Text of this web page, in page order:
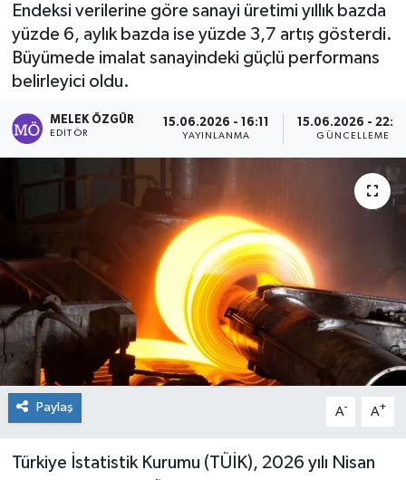
Endeksi verilerine göre sanayi üretimi yıllık bazda
yüzde 6, aylık bazda ise yüzde 3,7 artış gösterdi.
Büyümede imalat sanayindeki güçlü performans
belirleyici oldu.
MELEK ÖZGÜR
EDITÖR
15.06.2026 - 16:11
YAYINLANMA
15.06.2026 -
GÜNCELLEME
Paylaş A- A+
Türkiye İstatistik Kurumu (TÜİK), 2026 yılı Nisan
Politika
Sağlık
Spor
Tarih - Kültür - Sanat - Turizm
Haber Arşivi